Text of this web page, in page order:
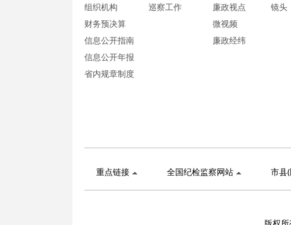
组织机构
财务预决算
信息公开指南
信息公开年报
省内规章制度
巡察工作
廉政视点
微视频
廉政经纬
镜头
重点链接 全国纪检监察网站 市县